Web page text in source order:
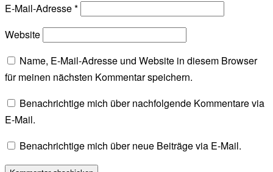
E-Mail-Adresse*
Website
Name, E-Mail-Adresse und Website in diesem Browser
für meinen nächsten Kommentar speichern.
Benachrichtige mich über nachfolgende Kommentare via
E-Mail.
Benachrichtige mich über neue Beiträge via E-Mail.